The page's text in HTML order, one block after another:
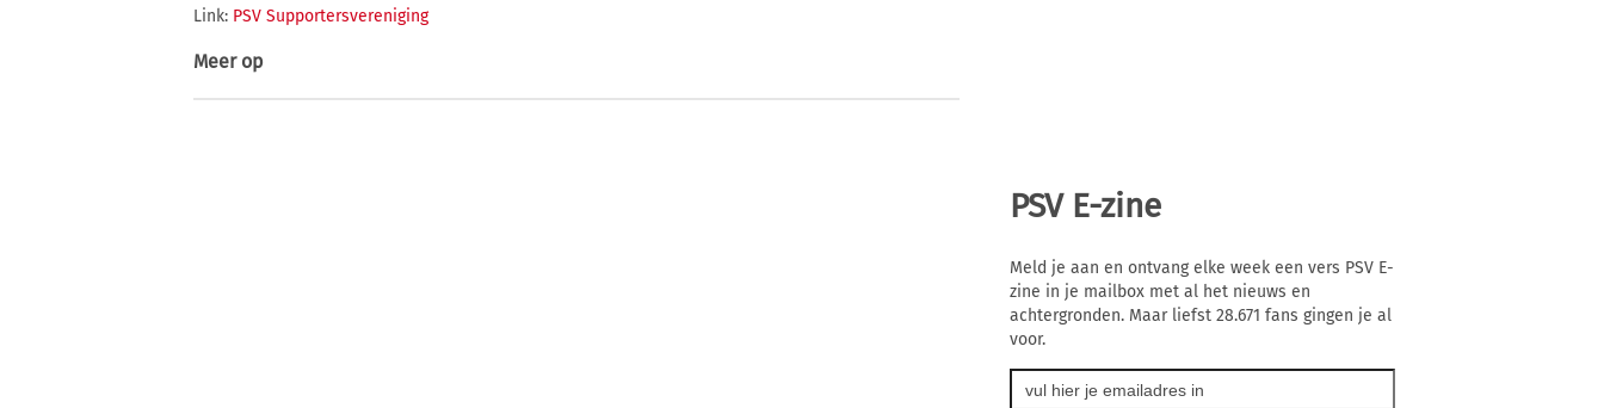
Link: PSV Supportersvereniging
Meer op
PSV E-zine
Meld je aan en ontvang elke week een vers PSV E-
zine in je mailbox met al het nieuws en
achtergronden. Maar liefst 28.671 fans gingen je al
voor.